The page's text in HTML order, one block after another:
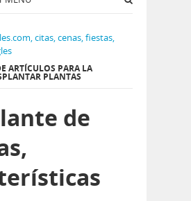
ARTÍCULOS PARA LA
PLANTAS
de